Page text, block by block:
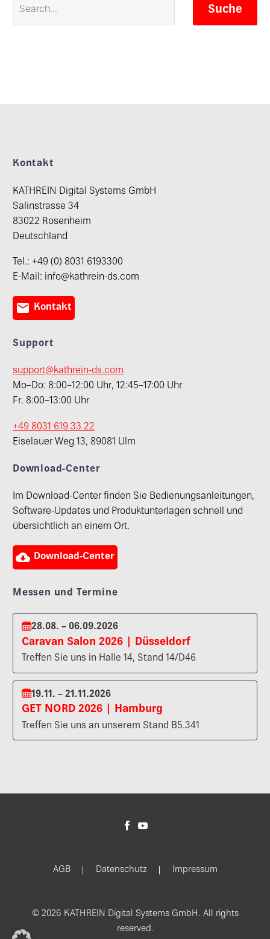
Suche
Kontakt
KATHREIN Digital Systems GmbH
Salinstrasse 34
83022 Rosenheim
Deutschland
Tel.: +49 (0) 8031 6193300
E-Mail: info@kathrein-ds.com
 Kontakt
Support
support@kathrein-ds.com
Mo–Do: 8:00–12:00 Uhr, 12:45–17:00 Uhr
Fr. 8:00–13:00 Uhr
+49 8031 619 33 22
Eiselauer Weg 13, 89081 Ulm
Download-Center
Im Download-Center finden Sie Bedienungsanleitungen,
Software-Updates und Produktunterlagen schnell und
übersichtlich an einem Ort.
 Download-Center
Messen und Termine
28.08. – 06.09.2026
Caravan Salon 2026 | Düsseldorf
Treffen Sie uns in Halle 14, Stand 14/D46
19.11. – 21.11.2026
GET NORD 2026 | Hamburg
Treffen Sie uns an unserem Stand B5.341
AGB Datenschutz Impressum
© 2026 KATHREIN Digital Systems GmbH. All rights
reserved.